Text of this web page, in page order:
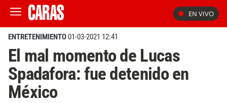
EN VIVO
ENTRETENIMIENTO01-03-2021 12:41
El mal momento de Lucas
Spadafora: fue detenido en
México